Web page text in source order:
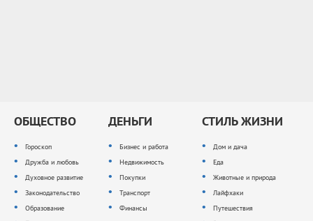
ОБЩЕСТВО
Гороскоп
Дружба и любовь
Духовное развитие
Законодательство
Образование
ДЕНЬГИ
Бизнес и работа
Недвижимость
Покупки
Транспорт
Финансы
СТИЛЬ ЖИЗНИ
Дом и дача
Еда
Животные и природа
Лайфхаки
Путешествия